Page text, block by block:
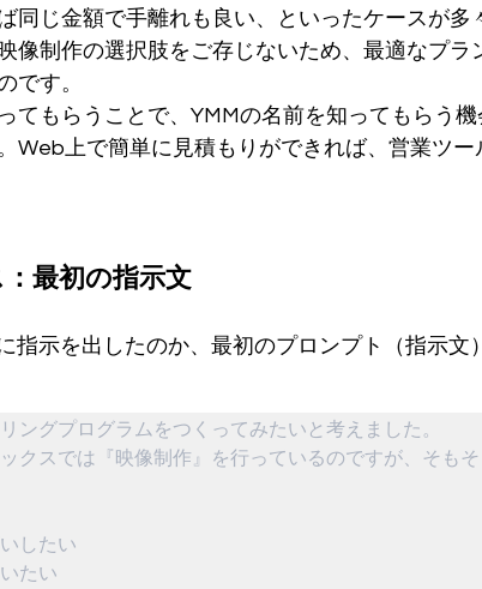
同じ金額で手離れも良い、といったケースが多
像制作の選択肢をご存じないため、最適なプラ
です。
てもらうことで、YMMの名前を知ってもらう
Web上で簡単に見積もりができれば、営業ツー
最初の指示文
指示を出したのか、最初のプロンプト（指示文
ングプログラムをつくってみたいと考えました。
クスでは『映像制作』を行っているのですが、そも
したい
たい